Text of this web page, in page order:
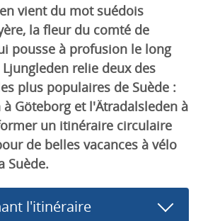
vient du mot suédois
la fleur du comté de
pousse à profusion le long
relie deux des
plus populaires de Suède :
Göteborg et l'Ätradalsleden à
un itinéraire circulaire
de belles vacances à vélo
Suède.
l'itinéraire